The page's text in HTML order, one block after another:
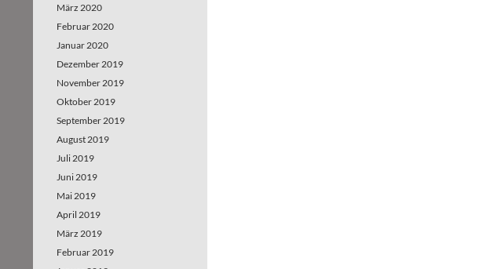
März 2020
Februar 2020
Januar 2020
Dezember 2019
November 2019
Oktober 2019
September 2019
August 2019
Juli 2019
Juni 2019
Mai 2019
April 2019
März 2019
Februar 2019